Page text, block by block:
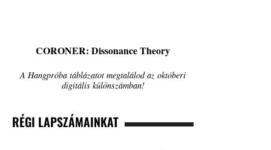
CORONER: Dissonance Theory
A Hangpróba táblázatot megtalálod az októberi
digitális különszámban!
RÉGI LAPSZÁMAINKAT